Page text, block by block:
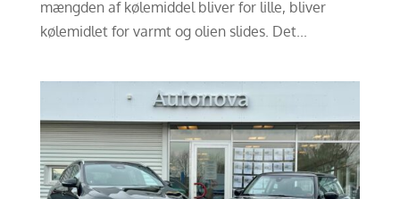
mængden af kølemiddel bliver for lille, bliver
kølemidlet for varmt og olien slides. Det...